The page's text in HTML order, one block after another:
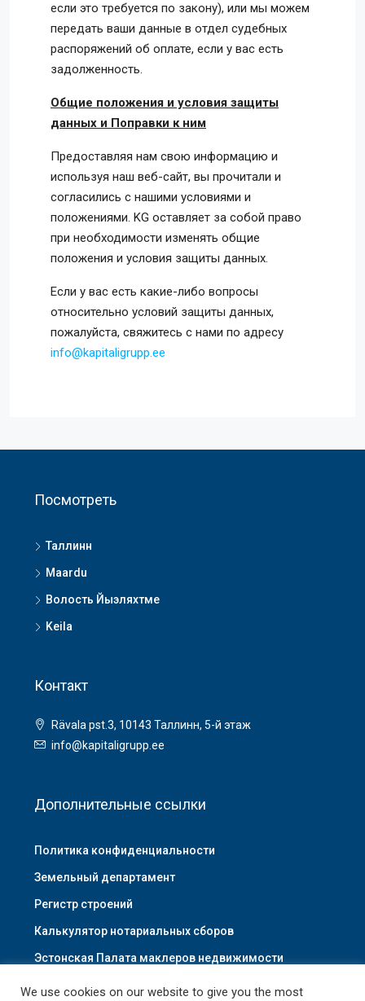
если это требуется по закону), или мы можем
передать ваши данные в отдел судебных
распоряжений об оплате, если у вас есть
задолженность.
Общие положения и условия защиты
данных и Поправки к ним
Предоставляя нам свою информацию и
используя наш веб-сайт, вы прочитали и
согласились с нашими условиями и
положениями. KG оставляет за собой право
при необходимости изменять общие
положения и условия защиты данных.
Если у вас есть какие-либо вопросы
относительно условий защиты данных,
пожалуйста, свяжитесь с нами по адресу
info@kapitaligrupp.ee
Посмотреть
Таллинн
Maardu
Волость Йыэляхтме
Keila
Контакт
Rävala pst.3, 10143 Таллинн, 5-й этаж
info@kapitaligrupp.ee
Дополнительные ссылки
Политика конфиденциальности
Земельный департамент
Регистр строений
Калькулятор нотариальных сборов
Эстонская Палата маклеров недвижимости
We use cookies on our website to give you the most